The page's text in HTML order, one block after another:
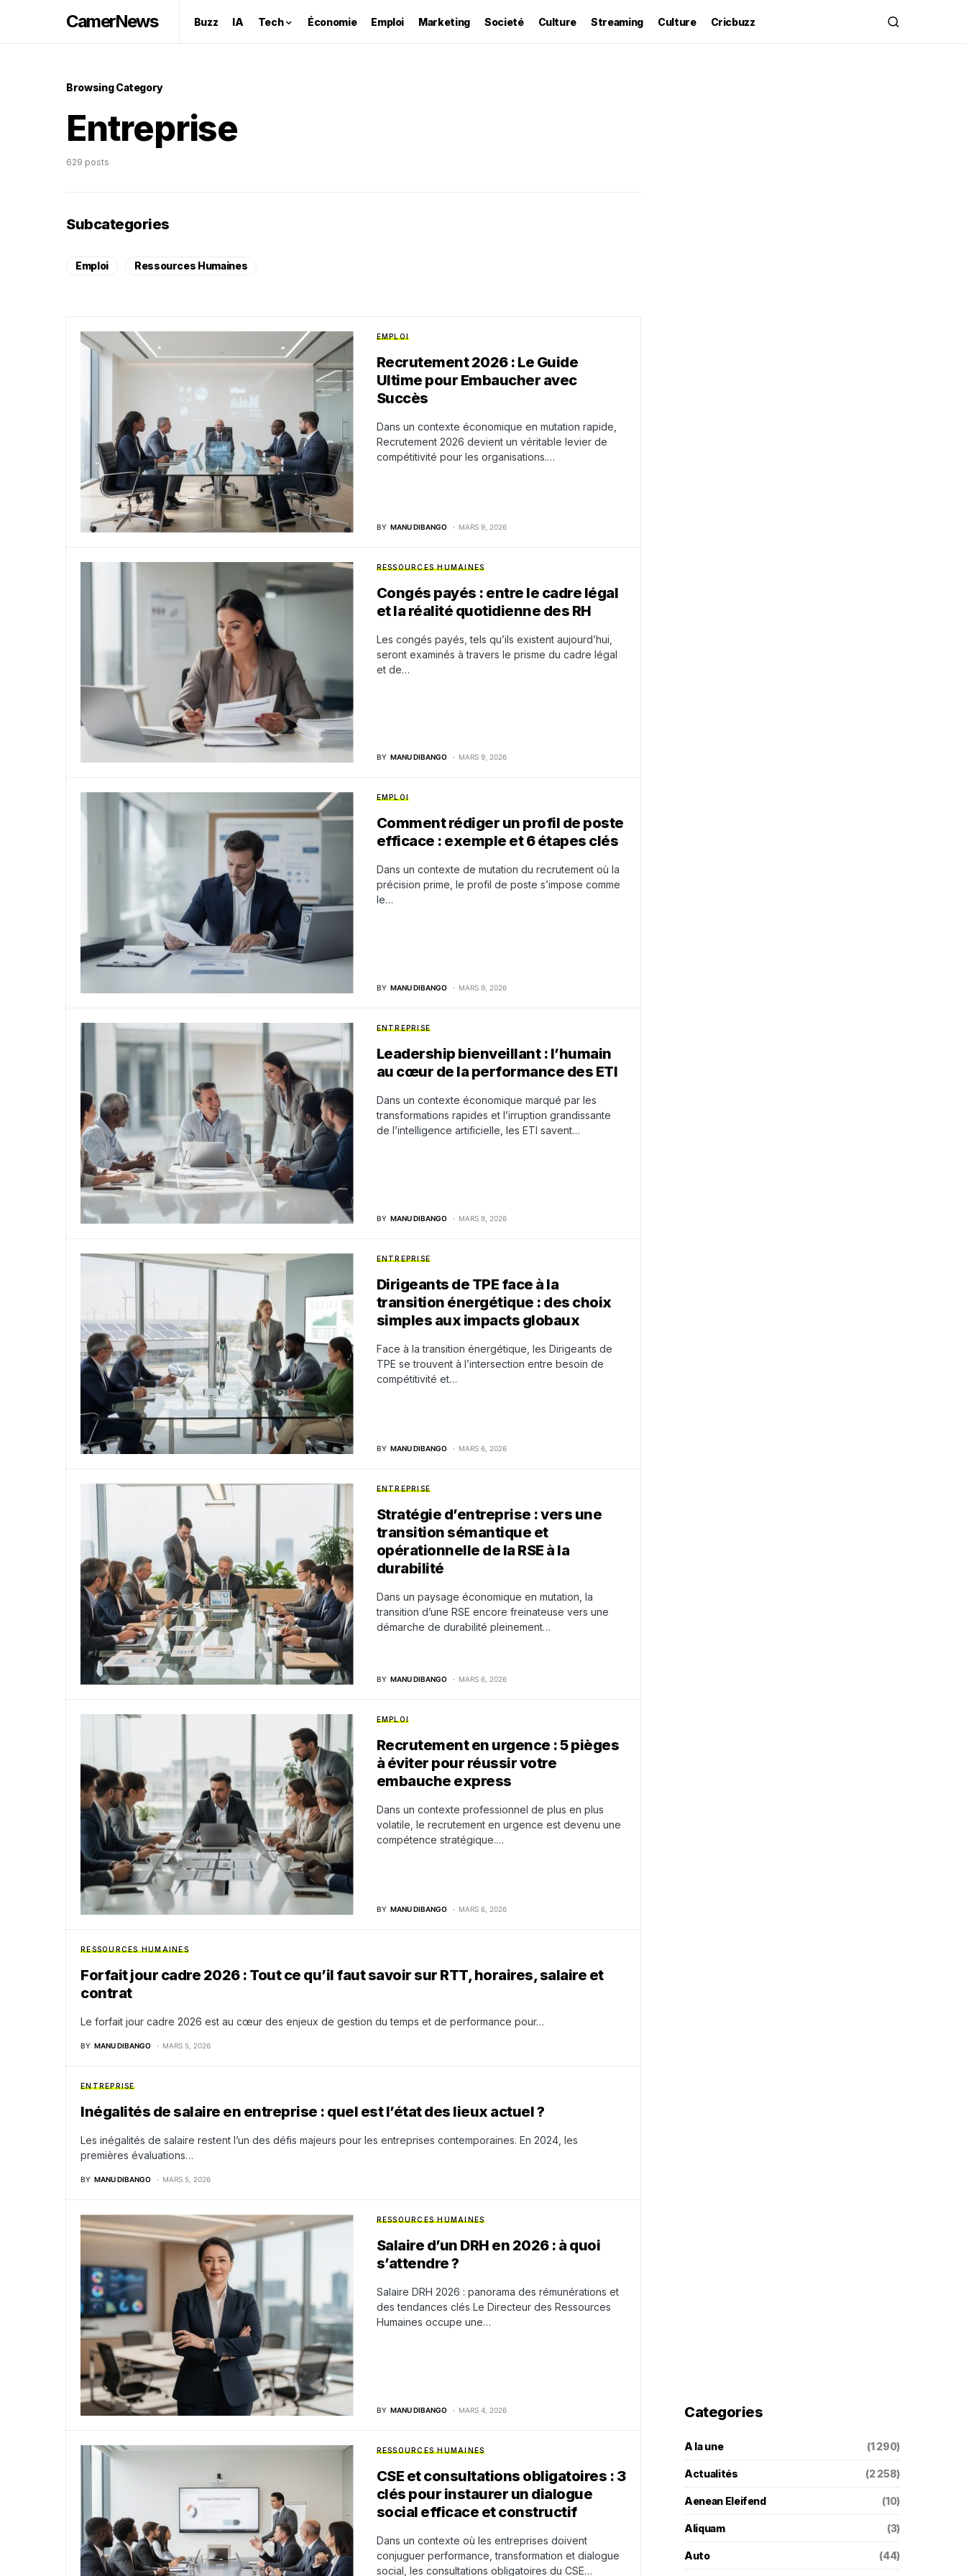
CamerNews Buzz IA Tech Économie Emploi Marketing Societé Culture Streaming Culture Cricbuzz
Browsing Category
Entreprise
629 posts
Subcategories
Emploi Ressources Humaines
EMPLOI
Recrutement 2026 : Le Guide
Ultime pour Embaucher avec
Succès
Dans un contexte économique en mutation rapide,
Recrutement 2026 devient un véritable levier de
compétitivité pour les organisations.…
BY MANU DIBANGO MARS 9, 2026
RESSOURCES HUMAINES
Congés payés : entre le cadre légal
et la réalité quotidienne des RH
Les congés payés, tels qu’ils existent aujourd’hui,
seront examinés à travers le prisme du cadre légal
et de…
BY MANU DIBANGO MARS 9, 2026
EMPLOI
Comment rédiger un profil de poste
efficace : exemple et 6 étapes clés
Dans un contexte de mutation du recrutement où la
précision prime, le profil de poste s’impose comme
le…
BY MANU DIBANGO MARS 9, 2026
ENTREPRISE
Leadership bienveillant : l’humain
au cœur de la performance des ETI
Dans un contexte économique marqué par les
transformations rapides et l’irruption grandissante
de l’intelligence artificielle, les ETI savent…
BY MANU DIBANGO MARS 9, 2026
ENTREPRISE
Dirigeants de TPE face à la
transition énergétique : des choix
simples aux impacts globaux
Face à la transition énergétique, les Dirigeants de
TPE se trouvent à l’intersection entre besoin de
compétitivité et…
BY MANU DIBANGO MARS 6, 2026
ENTREPRISE
Stratégie d’entreprise : vers une
transition sémantique et
opérationnelle de la RSE à la
durabilité
Dans un paysage économique en mutation, la
transition d’une RSE encore freinateuse vers une
démarche de durabilité pleinement…
BY MANU DIBANGO MARS 6, 2026
EMPLOI
Recrutement en urgence : 5 pièges
à éviter pour réussir votre
embauche express
Dans un contexte professionnel de plus en plus
volatile, le recrutement en urgence est devenu une
compétence stratégique.…
BY MANU DIBANGO MARS 6, 2026
RESSOURCES HUMAINES
Forfait jour cadre 2026 : Tout ce qu’il faut savoir sur RTT, horaires, salaire et
contrat
Le forfait jour cadre 2026 est au cœur des enjeux de gestion du temps et de performance pour…
BY MANU DIBANGO MARS 5, 2026
ENTREPRISE
Inégalités de salaire en entreprise : quel est l’état des lieux actuel ?
Les inégalités de salaire restent l’un des défis majeurs pour les entreprises contemporaines. En 2024, les
premières évaluations…
BY MANU DIBANGO MARS 5, 2026
RESSOURCES HUMAINES
Salaire d’un DRH en 2026 : à quoi
s’attendre ?
Salaire DRH 2026 : panorama des rémunérations et
des tendances clés Le Directeur des Ressources
Humaines occupe une…
BY MANU DIBANGO MARS 4, 2026
RESSOURCES HUMAINES
CSE et consultations obligatoires : 3
clés pour instaurer un dialogue
social efficace et constructif
Dans un contexte où les entreprises doivent
conjuguer performance, transformation et dialogue
social, les consultations obligatoires du CSE…
Categories
A la une (1 290)
Actualités (2 258)
Aenean Eleifend (10)
Aliquam (3)
Auto (44)